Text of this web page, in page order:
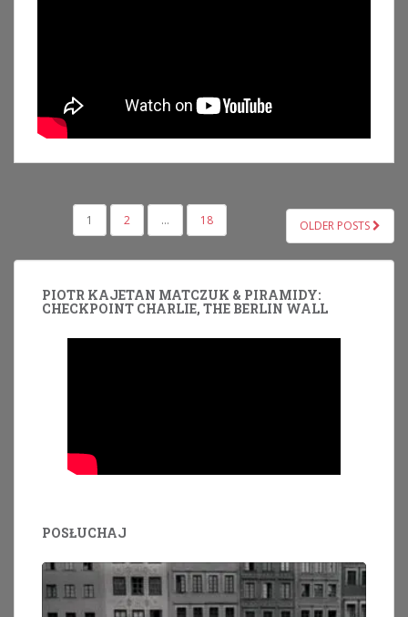
NAWIGACJA
WPISACH
1 2 … 18 OLDER POSTS
PIOTR KAJETAN MATCZUK & PIRAMIDY:
CHECKPOINT CHARLIE, THE BERLIN WALL
POSŁUCHAJ
Odtwarzacz
dźwiękowych